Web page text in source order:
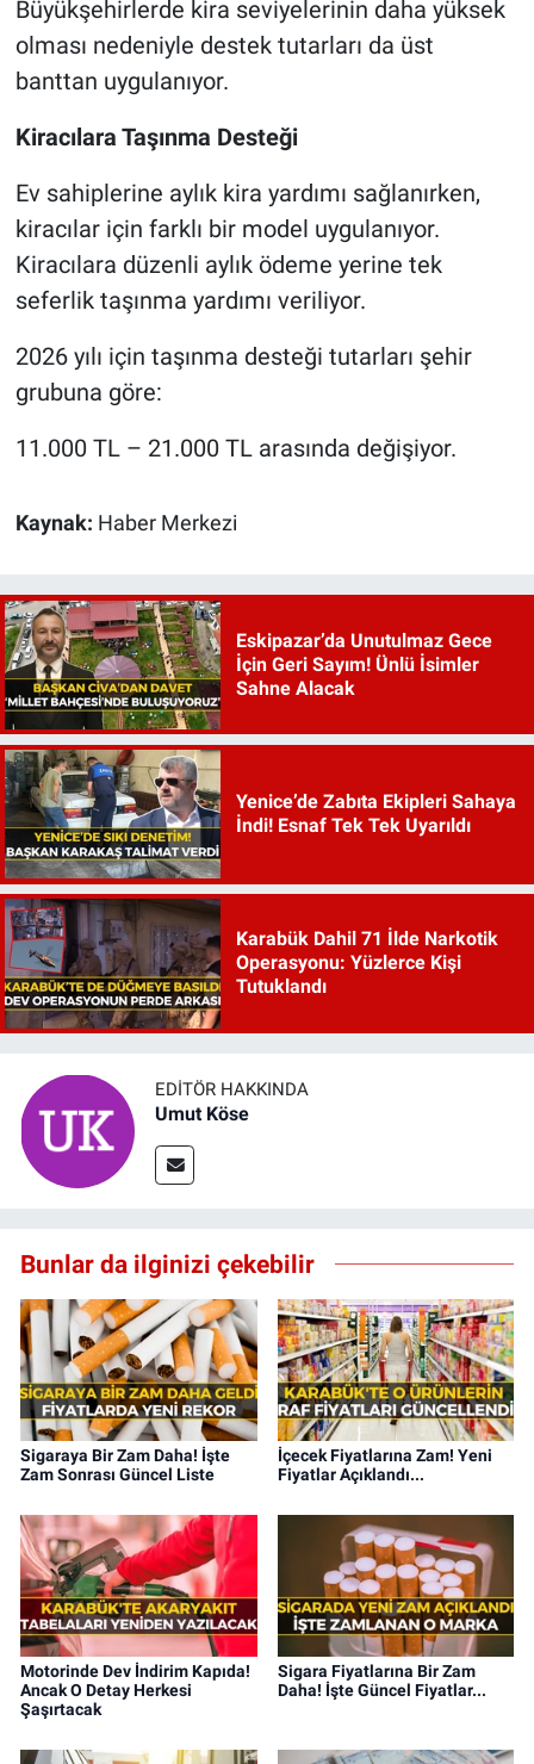
Büyükşehirlerde kira seviyelerinin daha yüksek
olması nedeniyle destek tutarları da üst
banttan uygulanıyor.
Kiracılara Taşınma Desteği
Ev sahiplerine aylık kira yardımı sağlanırken,
kiracılar için farklı bir model uygulanıyor.
Kiracılara düzenli aylık ödeme yerine tek
seferlik taşınma yardımı veriliyor.
2026 yılı için taşınma desteği tutarları şehir
grubuna göre:
11.000 TL – 21.000 TL arasında değişiyor.
Kaynak: Haber Merkezi
Eskipazar’da Unutulmaz Gece
İçin Geri Sayım! Ünlü İsimler
Sahne Alacak
Yenice’de Zabıta Ekipleri Sahaya
İndi! Esnaf Tek Tek Uyarıldı
Karabük Dahil 71 İlde Narkotik
Operasyonu: Yüzlerce Kişi
Tutuklandı
EDITÖR HAKKINDA
Umut Köse
Bunlar da ilginizi çekebilir
Sigaraya Bir Zam Daha! İşte
Zam Sonrası Güncel Liste
İçecek Fiyatlarına Zam! Yeni
Fiyatlar Açıklandı...
Motorinde Dev İndirim Kapıda!
Ancak O Detay Herkesi
Şaşırtacak
Sigara Fiyatlarına Bir Zam
Daha! İşte Güncel Fiyatlar...